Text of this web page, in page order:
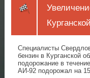
Специалисты
бензин в Курганской
подорожание в
АИ-92 подорожал на 15